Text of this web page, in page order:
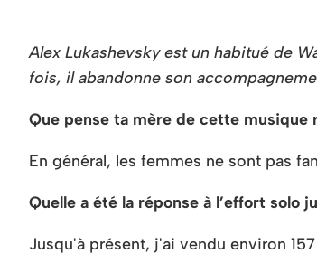
Alex Lukashevsky est un habitué de
fois, il abandonne son
Que pense ta mère de cette
En général, les femmes ne sont pas
Quelle a été la réponse à l’effort solo
Jusqu'à présent, j'ai vendu environ